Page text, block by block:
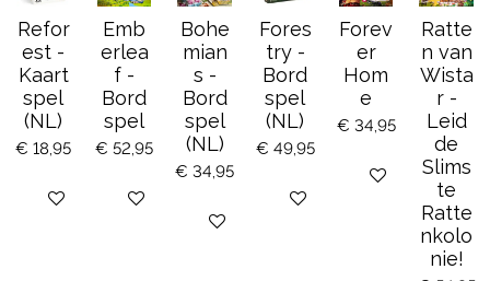
Refor
est -
Kaart
spel
(NL)
€ 18,95
Bekijk details
Emb
erlea
f -
Bord
spel
€ 52,95
Bekijk details
Bohe
mian
s -
Bord
spel
(NL)
€ 34,95
Bekijk details
Fores
try -
Bord
spel
(NL)
€ 49,95
Bekijk details
Forev
er
Hom
e
€ 34,95
Bekijk details
Ratte
n van
Wista
r -
Leid
de
Slims
te
Ratte
nkolo
nie!